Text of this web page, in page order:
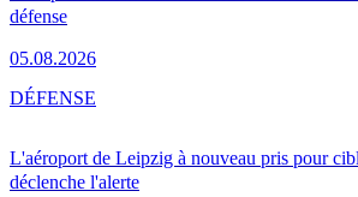
défense
05.08.2026
L'aéroport de Leipzig à nouveau pris pour
déclenche l'alerte
DÉFENSE